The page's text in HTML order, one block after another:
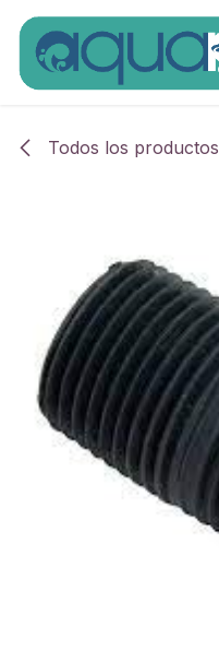
Ir al contenido
Todos los productos